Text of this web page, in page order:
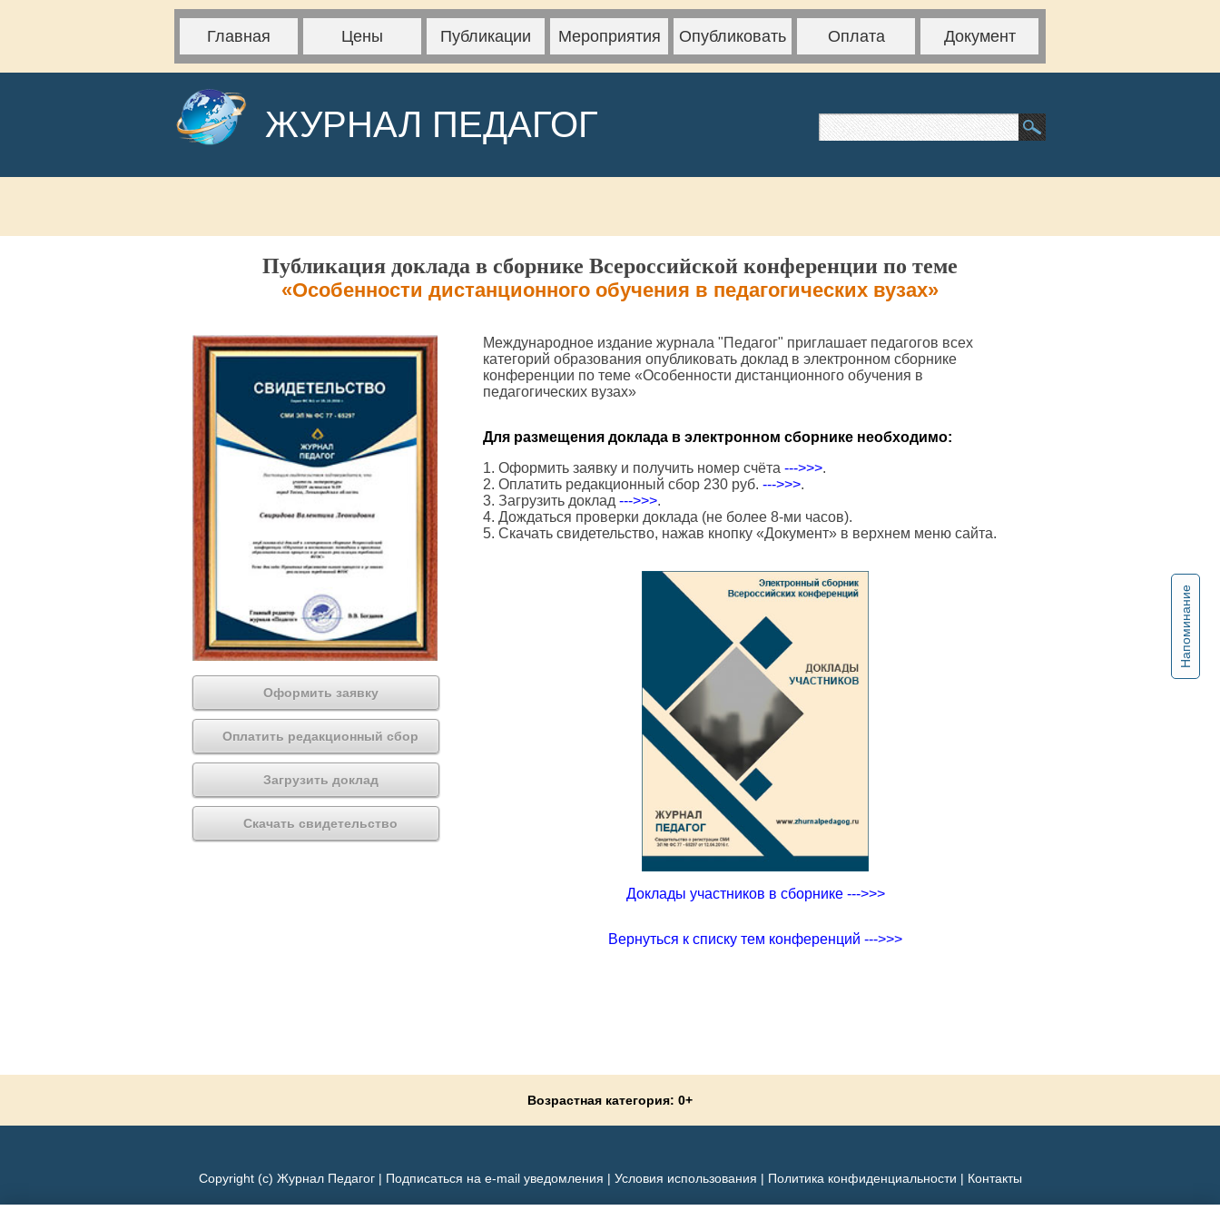
Главная Цены Публикации Мероприятия Опубликовать Оплата Документ
ЖУРНАЛ ПЕДАГОГ
Напоминание
Публикация доклада в сборнике Всероссийской конференции по теме
«Особенности дистанционного обучения в педагогических вузах»
Оформить заявку
Оплатить редакционный сбор
Загрузить доклад
Скачать свидетельство
Международное издание журнала "Педагог" приглашает педагогов всех
категорий образования опубликовать доклад в электронном сборнике
конференции по теме «Особенности дистанционного обучения в
педагогических вузах»
Для размещения доклада в электронном сборнике необходимо:
1. Оформить заявку и получить номер счёта --->>>.
2. Оплатить редакционный сбор 230 руб. --->>>.
3. Загрузить доклад --->>>.
4. Дождаться проверки доклада (не более 8-ми часов).
5. Скачать свидетельство, нажав кнопку «Документ» в верхнем меню сайта.
Доклады участников в сборнике --->>>
Вернуться к списку тем конференций --->>>
Возрастная категория: 0+
Copyright (c) Журнал Педагог | Подписаться на e-mail уведомления | Условия использования | Политика конфиденциальности | Контакты